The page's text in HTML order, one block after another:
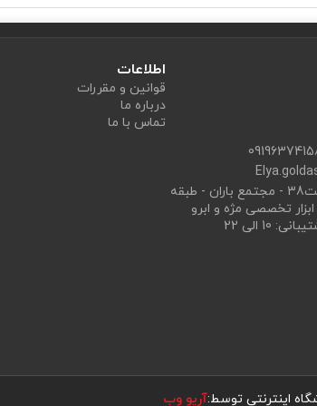
گرگان - نبش عدالت38 - مجتمع باران - طبقه
تخصصی مژه و ابرو
10 الی 22
اطلاعات
قوانین و مقررات
درباره ما
تماس با ما
اینترنتی توسط:آریو وب